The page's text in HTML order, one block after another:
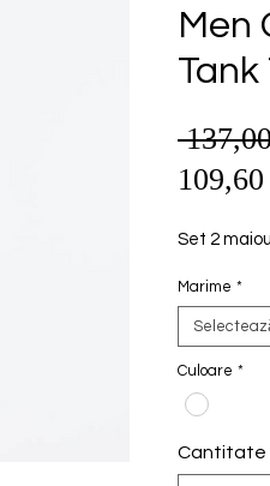
Men
Tank
Set 2
Marime *
Culoare *
Cantitate